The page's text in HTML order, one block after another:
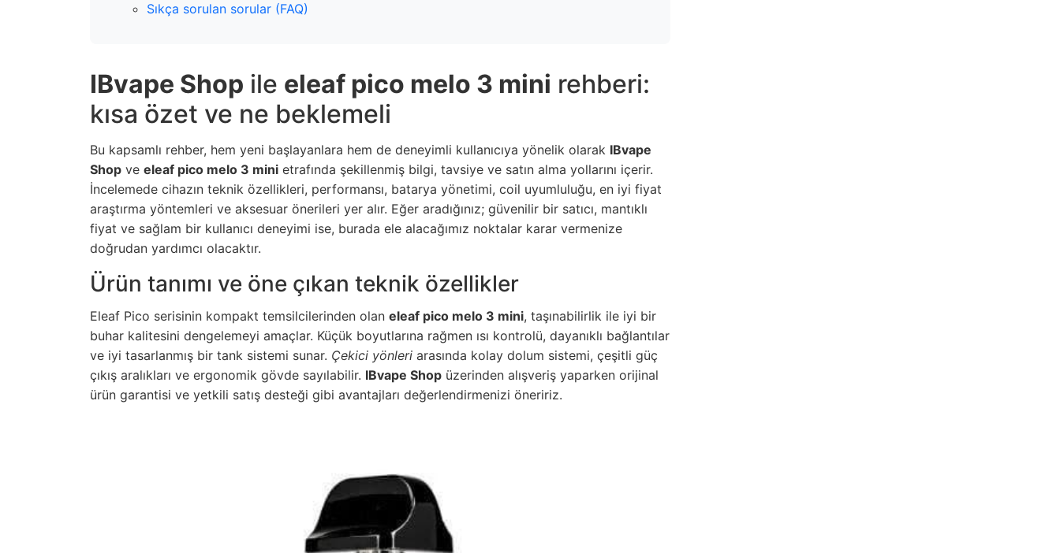
Sıkça sorulan sorular (FAQ)
IBvape Shop ile eleaf pico melo 3 mini rehberi:
kısa özet ve ne beklemeli
Bu kapsamlı rehber, hem yeni başlayanlara hem de deneyimli kullanıcıya yönelik olarak IBvape
Shop ve eleaf pico melo 3 mini etrafında şekillenmiş bilgi, tavsiye ve satın alma yollarını içerir.
İncelemede cihazın teknik özellikleri, performansı, batarya yönetimi, coil uyumluluğu, en iyi fiyat
araştırma yöntemleri ve aksesuar önerileri yer alır. Eğer aradığınız; güvenilir bir satıcı, mantıklı
fiyat ve sağlam bir kullanıcı deneyimi ise, burada ele alacağımız noktalar karar vermenize
doğrudan yardımcı olacaktır.
Ürün tanımı ve öne çıkan teknik özellikler
Eleaf Pico serisinin kompakt temsilcilerinden olan eleaf pico melo 3 mini, taşınabilirlik ile iyi bir
buhar kalitesini dengelemeyi amaçlar. Küçük boyutlarına rağmen ısı kontrolü, dayanıklı bağlantılar
ve iyi tasarlanmış bir tank sistemi sunar. Çekici yönleri arasında kolay dolum sistemi, çeşitli güç
çıkış aralıkları ve ergonomik gövde sayılabilir. IBvape Shop üzerinden alışveriş yaparken orijinal
ürün garantisi ve yetkili satış desteği gibi avantajları değerlendirmenizi öneririz.